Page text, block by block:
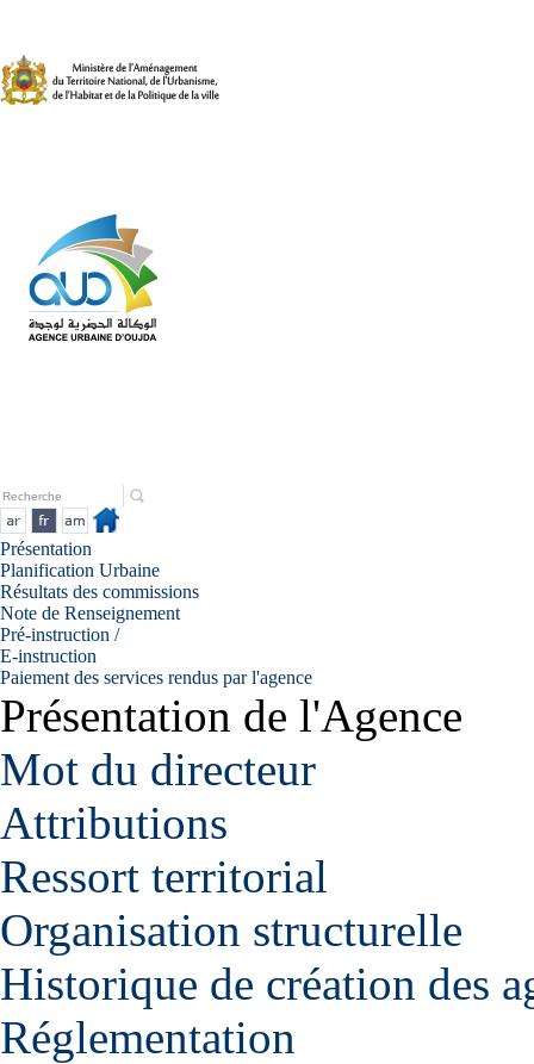
Présentation
Planification Urbaine
Résultats des commissions
Note de Renseignement
Pré-instruction /
E-instruction
Paiement des services rendus par l'agence
Présentation de l'Agence
Mot du directeur
Attributions
Ressort territorial
Organisation structurelle
Historique de création des
Réglementation